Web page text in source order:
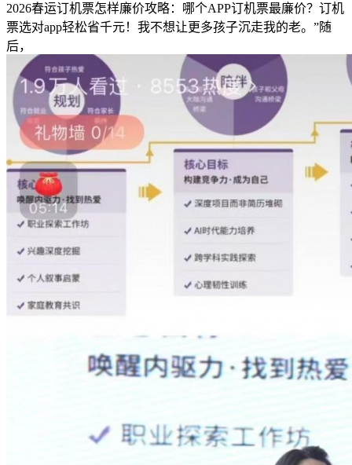
2026春运订机票怎样廉价攻略：哪个APP订机票最廉价？订机
票选对app轻松省千元！我不想让更多孩子沉走我的老。”随
后，